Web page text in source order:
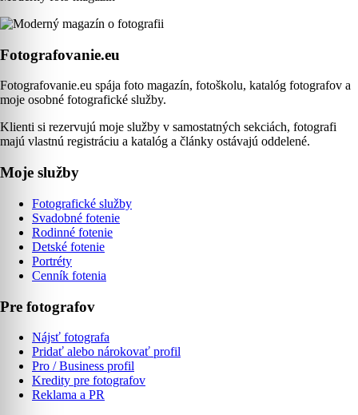
Fotografovanie.eu
Fotografovanie.eu spája foto magazín, fotoškolu, katalóg fotografov a
moje osobné fotografické služby.
Klienti si rezervujú moje služby v samostatných sekciách, fotografi
majú vlastnú registráciu a katalóg a články ostávajú oddelené.
Moje služby
Fotografické služby
Svadobné fotenie
Rodinné fotenie
Detské fotenie
Portréty
Cenník fotenia
Pre fotografov
Nájsť fotografa
Pridať alebo nárokovať profil
Pro / Business profil
Kredity pre fotografov
Reklama a PR